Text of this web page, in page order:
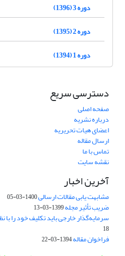
دوره 3 (1396)
دوره 2 (1395)
دوره 1 (1394)
دسترسی سریع
صفحه اصلی
درباره نشریه
اعضای هیات تحریریه
ارسال مقاله
تماس با ما
نقشه سایت
آخرین اخبار
مشابهت یابی مقالات ارسالی1400-03-05
ضریب تأثیر مجله1399-03-13
سرمایه‌گذار خارجی باید تکلیف خود را با
18
فراخوان مقاله1394-03-22